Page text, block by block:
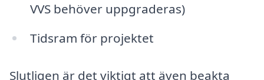
VVS behöver uppgraderas)
Tidsram för projektet
Slutligen är det viktigt att även beakta